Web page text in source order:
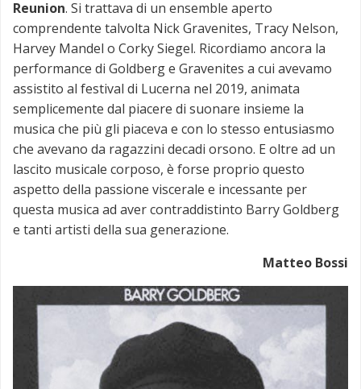
Reunion. Si trattava di un ensemble aperto
comprendente talvolta Nick Gravenites, Tracy Nelson,
Harvey Mandel o Corky Siegel. Ricordiamo ancora la
performance di Goldberg e Gravenites a cui avevamo
assistito al festival di Lucerna nel 2019, animata
semplicemente dal piacere di suonare insieme la
musica che più gli piaceva e con lo stesso entusiasmo
che avevano da ragazzini decadi orsono. E oltre ad un
lascito musicale corposo, è forse proprio questo
aspetto della passione viscerale e incessante per
questa musica ad aver contraddistinto Barry Goldberg
e tanti artisti della sua generazione.
Matteo Bossi